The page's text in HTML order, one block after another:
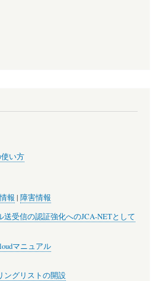
い方
報 | 障害情報
受信の認証強化へのJCA-NETとして
マニュアル
ングリストの開設